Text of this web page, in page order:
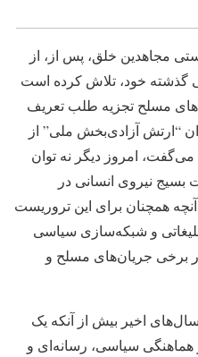
مجاهدین خلق، پس از، از
گذشته خود، تلاش کرده است
مسلح تجزیه طلب تعریف
“ارتش آزادی‌بخش ملی” از
امروز دیگر نه توان
بسیج نیروی انسانی در
همچنان برای این تروریست
و شبکه‌سازی سیاسی
برخی جریان‌های مسلح و
اخیر بیش از آنکه یک
هماهنگی سیاسی، رسانه‌ای و